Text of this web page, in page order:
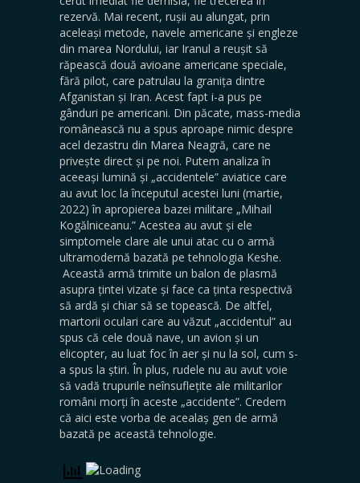
rezervă. Mai recent, rușii au alungat, prin
aceleași metode, navele americane și engleze
din marea Nordului, iar Iranul a reușit să
răpească două avioane americane speciale,
fără pilot, care patrulau la granița dintre
Afganistan și Iran. Acest fapt i-a pus pe
gânduri pe americani. Din păcate, mass-media
românească nu a spus aproape nimic despre
acel dezastru din Marea Neagră, care ne
privește direct și pe noi. Putem analiza în
aceeași lumină și „accidentele” aviatice care
au avut loc la începutul acestei luni (martie,
2022) în apropierea bazei militare „Mihail
Kogălniceanu.” Acestea au avut și ele
simptomele clare ale unui atac cu o armă
ultramodernă bazată pe tehnologia Keshe.
Această armă trimite un balon de plasmă
asupra țintei vizate și face ca ținta respectivă
să ardă și chiar să se topească. De altfel,
martorii oculari care au văzut „accidentul” au
spus că cele două nave, un avion și un
elicopter, au luat foc în aer și nu la sol, cum s-
a spus la știri. În plus, rudele nu au avut voie
să vadă trupurile neînsuflețite ale militarilor
români morți în aceste „accidente”. Credem
că aici este vorba de acealaș gen de armă
bazată pe această tehnologie.